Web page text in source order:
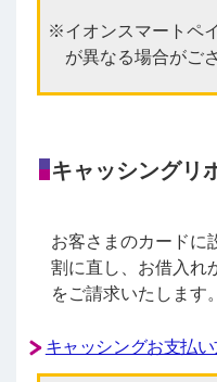
イオンスマートペ
が異なる場合がご
キャッシングリ
お客さまのカードに
割に直し、お借入れ
をご請求いたします。
キャッシングお支払